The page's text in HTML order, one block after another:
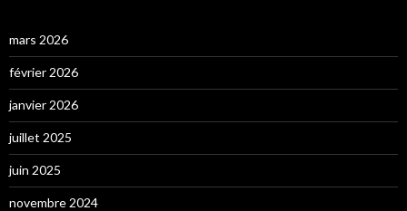
mars 2026
février 2026
janvier 2026
juillet 2025
juin 2025
novembre 2024